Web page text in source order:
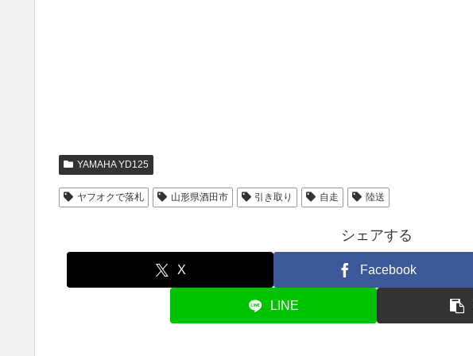
YAMAHA YD125
ヤフオクで落札 山形県酒田市 引き取り 自走 陸送
シェアする
X Facebook
LINE